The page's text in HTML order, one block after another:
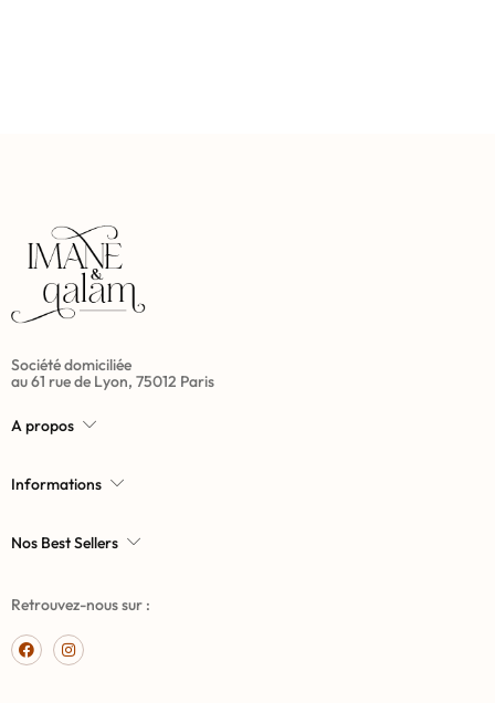
Société domiciliée
au 61 rue de Lyon, 75012 Paris
A propos
Informations
Nos Best Sellers
Retrouvez-nous sur :